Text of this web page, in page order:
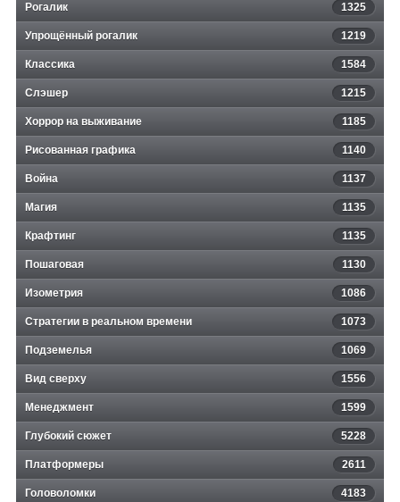
Рогалик 1325
Упрощённый рогалик 1219
Классика 1584
Слэшер 1215
Хоррор на выживание 1185
Рисованная графика 1140
Война 1137
Магия 1135
Крафтинг 1135
Пошаговая 1130
Изометрия 1086
Стратегии в реальном времени 1073
Подземелья 1069
Вид сверху 1556
Менеджмент 1599
Глубокий сюжет 5228
Платформеры 2611
Головоломки 4183